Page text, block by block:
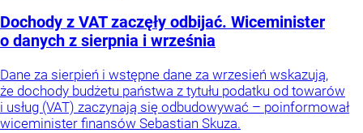
Dochody z VAT zaczęły odbijać. Wiceminister
o danych z sierpnia i września
Dane za sierpień i wstępne dane za wrzesień wskazują,
że dochody budżetu państwa z tytułu podatku od towarów
i usług (VAT) zaczynają się odbudowywać – poinformował
wiceminister finansów Sebastian Skuza.